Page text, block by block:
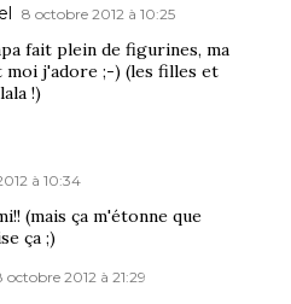
8 octobre 2012 à 10:25
fait plein de figurines, ma
moi j'adore ;-) (les filles et
!)
à 10:34
(mais ça m'étonne que
ça ;)
octobre 2012 à 21:29